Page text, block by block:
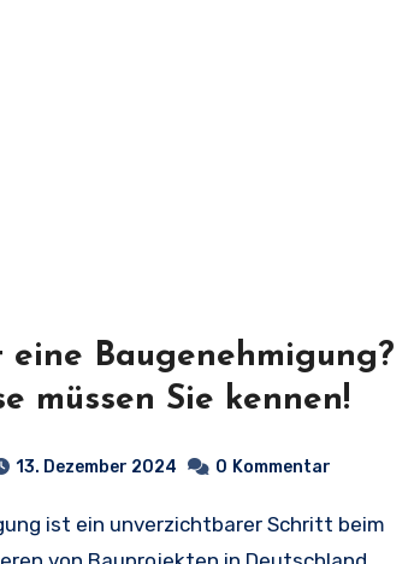
eine Baugenehmigung?
müssen Sie kennen!
13. Dezember 2024 0 Kommentar